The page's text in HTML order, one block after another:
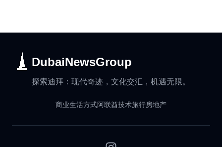
DubaiNewsGroup
探索迪拜：现代奇迹，文化交汇，机遇无限。
商业生活方式阿联酋技术旅行房地产